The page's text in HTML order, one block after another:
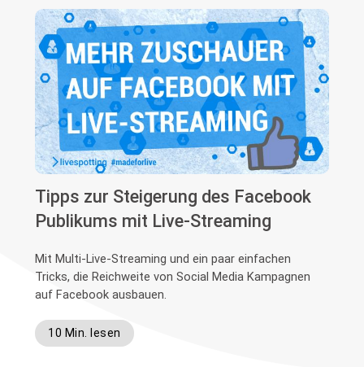
Tipps zur Steigerung des Facebook
Publikums mit Live-Streaming
Mit Multi-Live-Streaming und ein paar einfachen
Tricks, die Reichweite von Social Media Kampagnen
auf Facebook ausbauen.
10 Min. lesen